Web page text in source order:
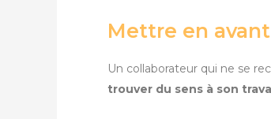
Mettre en
Un collaborateur qui ne se
trouver du sens à son